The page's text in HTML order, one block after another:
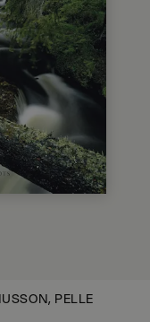
PELLE